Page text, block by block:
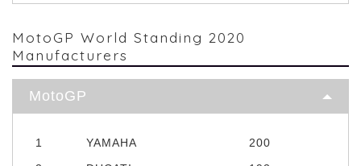
MotoGP World Standing 2020
Manufacturers
MotoGP
1 YAMAHA
200